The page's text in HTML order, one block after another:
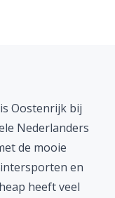
Oostenrijk bij
Nederlanders
de mooie
en
heeft veel